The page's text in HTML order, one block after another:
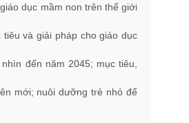
dục mầm non trên thế giới
và giải pháp cho giáo dục
đến năm 2045; mục tiêu,
mới; nuôi dưỡng trẻ nhỏ để